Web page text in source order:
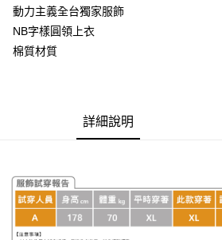
Apple Pay
街口支付
１．簡單：不需註冊會員、不需綁卡、不需儲值
２．便利：只要手機號碼，簡訊認證，即可結帳
３．安心：先確認商品／服務後，再付款。
【「AFTEE先享後付」結帳流程】
運送方式
全家取貨付款
每筆NT$60，滿NT$999(含以上)免運費
動力主義全台獨家服飾
NB字樣圓領上衣
棉質材質
詳細說明